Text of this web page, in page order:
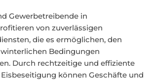
Gewerbetreibende in
von zuverlässigen
die es ermöglichen, den
Bedingungen
Durch rechtzeitige und effiziente
können Geschäfte und